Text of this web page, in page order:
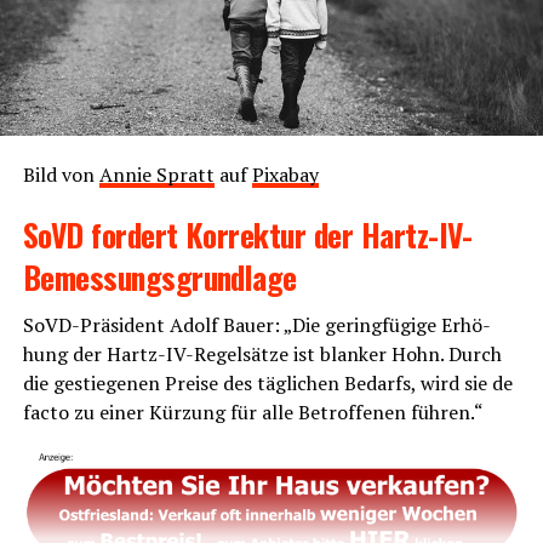
Bild vonAnnie Spratt aufPix­a­bay
SoVD for­dert Kor­rek­tur der Hartz-IV-
Bemessungsgrundlage
SoVD-Prä­si­dent Adolf Bau­er: „Die gering­fü­gi­ge Erhö­
hung der Hartz-IV-Regel­sät­ze ist blan­ker Hohn. Durch
die gestie­ge­nen Prei­se des täg­li­chen Bedarfs, wird sie de
fac­to zu einer Kür­zung für alle Betrof­fe­nen führen.“